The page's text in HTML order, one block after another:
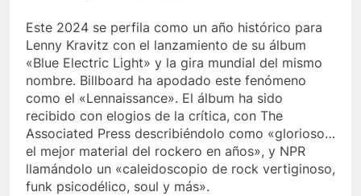
Este 2024 se perfila como un año histórico para
Lenny Kravitz con el lanzamiento de su álbum
«Blue Electric Light» y la gira mundial del mismo
nombre. Billboard ha apodado este fenómeno
como el «Lennaissance». El álbum ha sido
recibido con elogios de la crítica, con The
Associated Press describiéndolo como «glorioso…
el mejor material del rockero en años», y NPR
llamándolo un «caleidoscopio de rock vertiginoso,
funk psicodélico, soul y más».